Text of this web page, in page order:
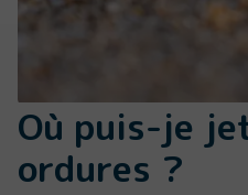
Où puis-je
ordures ?